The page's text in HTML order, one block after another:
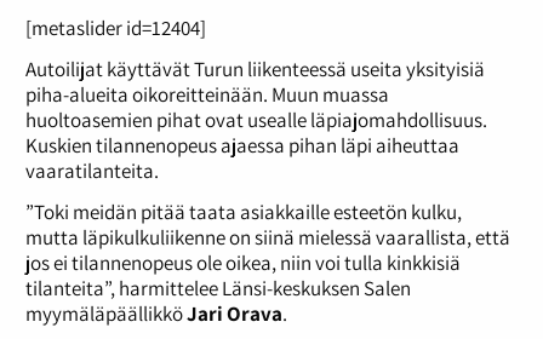
[metaslider id=12404]
Autoilijat käyttävät Turun liikenteessä useita yksityisiä
piha-alueita oikoreitteinään. Muun muassa
huoltoasemien pihat ovat usealle läpiajomahdollisuus.
Kuskien tilannenopeus ajaessa pihan läpi aiheuttaa
vaaratilanteita.
”Toki meidän pitää taata asiakkaille esteetön kulku,
mutta läpikulkuliikenne on siinä mielessä vaarallista, että
jos ei tilannenopeus ole oikea, niin voi tulla kinkkisiä
tilanteita”, harmittelee Länsi-keskuksen Salen
myymäläpäällikköJari Orava.